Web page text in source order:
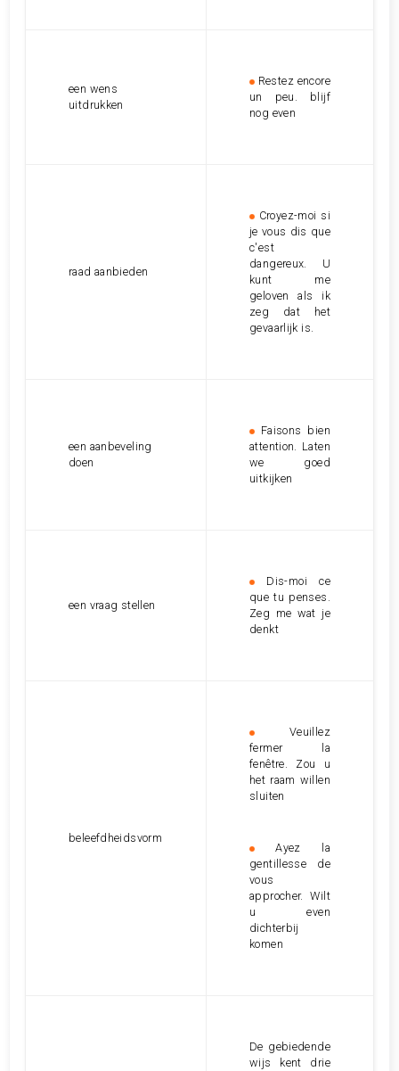
een wens
uitdrukken
Restez encore
un peu. blijf
nog even
raad aanbieden
Croyez-moi si
je vous dis que
c'est
dangereux. U
kunt me
geloven als ik
zeg dat het
gevaarlijk is.
een aanbeveling
doen
Faisons bien
attention. Laten
we goed
uitkijken
een vraag stellen
Dis-moi ce
que tu penses.
Zeg me wat je
denkt
beleefdheidsvorm
Veuillez
fermer la
fenêtre. Zou u
het raam willen
sluiten
Ayez la
gentillesse de
vous
approcher. Wilt
u even
dichterbij
komen
De gebiedende
wijs kent drie